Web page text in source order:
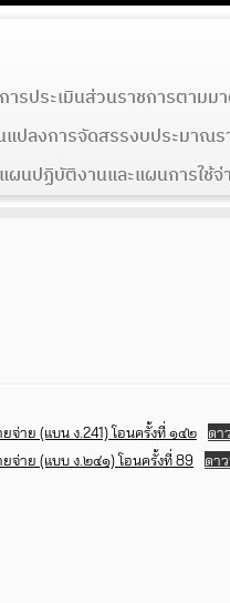
การประเมินส่วนราชการตาม
แปลงการจัดสรรงบประมาณ
แผนปฏิบัติงานและแผนการใช้
ยจ่าย (แบน ง.241) โอนครั้งที่ ๑๔๒
ดา
ยจ่าย (แบบ ง.๒๔๑) โอนครั้งที่ 89
ดา